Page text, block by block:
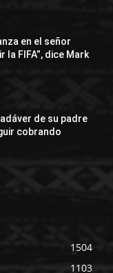
en el señor
la FIFA”, dice Mark
de su padre
cobrando
1504
1103